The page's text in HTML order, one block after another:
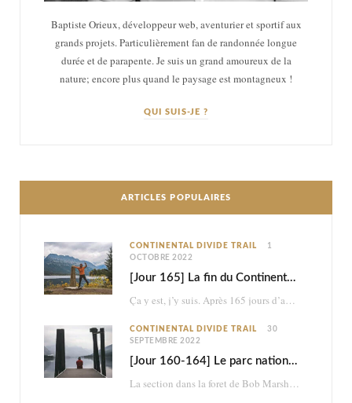
Baptiste Orieux, développeur web, aventurier et sportif aux
grands projets. Particulièrement fan de randonnée longue
durée et de parapente. Je suis un grand amoureux de la
nature; encore plus quand le paysage est montagneux !
QUI SUIS-JE ?
ARTICLES POPULAIRES
CONTINENTAL DIVIDE TRAIL
1
OCTOBRE 2022
[Jour 165] La fin du Continental Divide Trail
Ça y est, j’y suis. Après 165 jours d’aventure et 2870km à pied, je touche…
CONTINENTAL DIVIDE TRAIL
30
SEPTEMBRE 2022
[Jour 160-164] Le parc national des Glaciers
La section dans la foret de Bob Marshall était très belle, mais ce n’était à…